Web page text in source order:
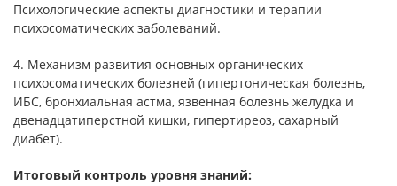
Психологические аспекты диагностики и терапии
психосоматических заболеваний.
4. Механизм развития основных органических
психосоматических болезней (гипертоническая болезнь,
ИБС, бронхиальная астма, язвенная болезнь желудка и
двенадцатиперстной кишки, гипертиреоз, сахарный
диабет).
Итоговый контроль уровня знаний: